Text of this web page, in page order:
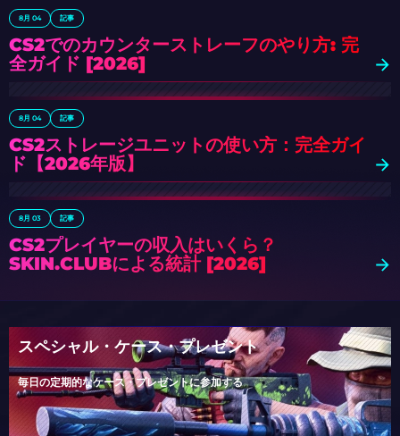
8月 04 記事
CS2でのカウンターストレーフのやり方: 完
全ガイド [2026]
8月 04 記事
CS2ストレージユニットの使い方：完全ガイ
ド【2026年版】
8月 03 記事
CS2プレイヤーの収入はいくら？
SKIN.CLUBによる統計 [2026]
スペシャル・ケース・プレゼント
毎日の定期的なケース・プレゼントに参加する